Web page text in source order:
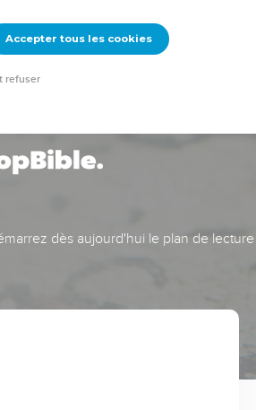
dès aujourd'hui le plan de
Accepter tous les cookies
refuser